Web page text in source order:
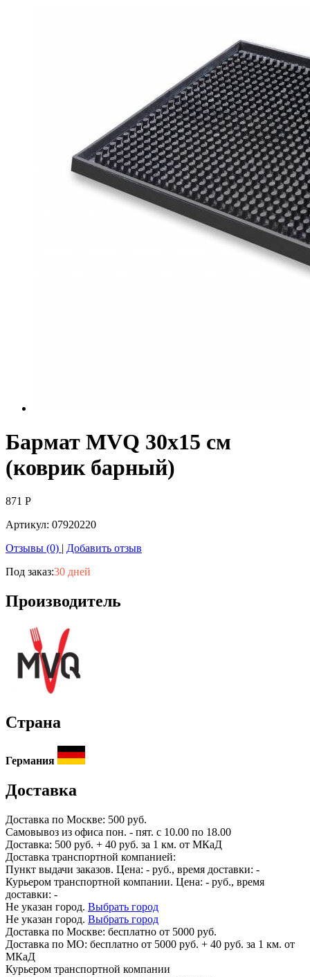
Бармат MVQ 30х15 см
(коврик барный)
871 Р
Артикул: 07920220
Отзывы (0) | Добавить отзыв
Под заказ:30 дней
Производитель
Страна
Германия
Доставка
Доставка по Москве: 500 руб.
Самовывоз из офиса пон. - пят. с 10.00 по 18.00
Доставка: 500 руб. + 40 руб. за 1 км. от МКаД
Доставка транспортной компанией:
Пункт выдачи заказов. Цена: - руб., время доставки: -
Курьером транспортной компании. Цена: - руб., время
доставки: -
Не указан город. Выбрать город
Не указан город. Выбрать город
Доставка по Москве: бесплатно от 5000 руб.
Доставка по МО: бесплатно от 5000 руб. + 40 руб. за 1 км. от
МКаД
Курьером транспортной компании